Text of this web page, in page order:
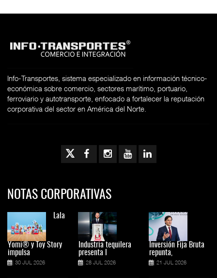
Info-Transportes, sistema especializado en información técnico-
económica sobre comercio, sectores marítimo, portuario,
ferroviario y autotransporte, enfocado a fortalecer la reputación
corporativa del sector en América del Norte.
NOTAS CORPORATIVAS
Lala
Yomi® y Toy Story
impulsa
30 JUL 2026
Industria tequilera
presenta l
28 JUL 2026
Inversión Fija Bruta
repunta,
21 JUL 2026